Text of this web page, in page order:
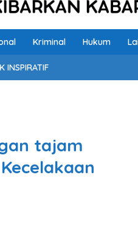
Kriminal Hukum
INSPIRATIF
tajam